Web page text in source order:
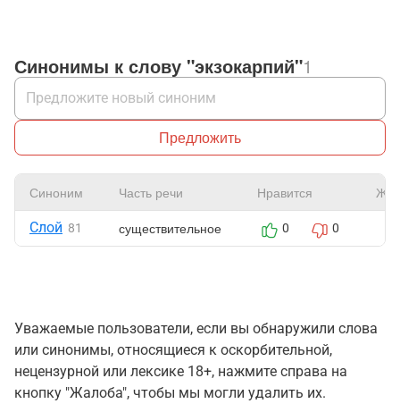
Синонимы к слову "экзокарпий"1
Предложить
Синоним Часть речи Нравится
Слой 81 существительное 0 0
Уважаемые пользователи, если вы обнаружили слова
или синонимы, относящиеся к оскорбительной,
нецензурной или лексике 18+, нажмите справа на
кнопку "Жалоба", чтобы мы могли удалить их.